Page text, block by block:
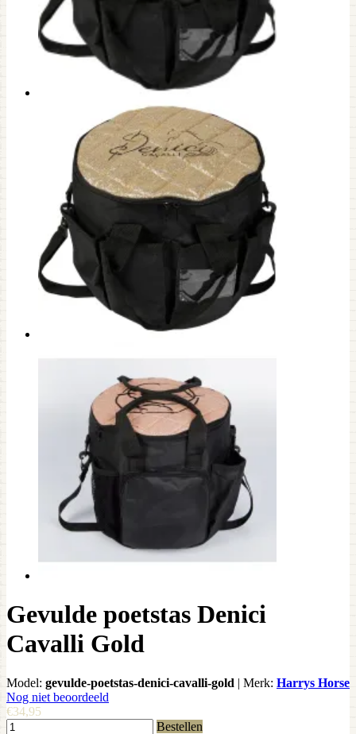
Gevulde poetstas Denici
Cavalli Gold
Model: gevulde-poetstas-denici-cavalli-gold | Merk: Harrys Horse
Nog niet beoordeeld
€34,95
Bestellen